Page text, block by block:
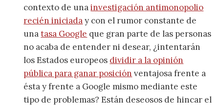
contexto de unainvestigación antimonopolio
recién iniciaday con el rumor constante de
unatasa Google que gran parte de las personas
no acaba de entender ni desear, ¿intentarán
los Estados europeos dividir a la opinión
pública para ganar posición ventajosa frente a
ésta y frente a Google mismo mediante este
tipo de problemas? Están deseosos de hincar el